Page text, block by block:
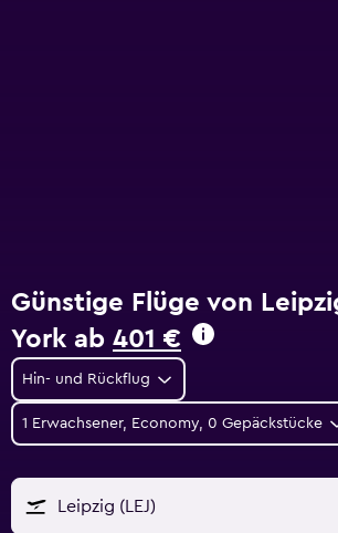
Günstige Flüge von
York ab 401 €
Hin- und Rückflug
1 Erwachsener, Economy, 0 Gepäckstücke
Leipzig (LEJ)